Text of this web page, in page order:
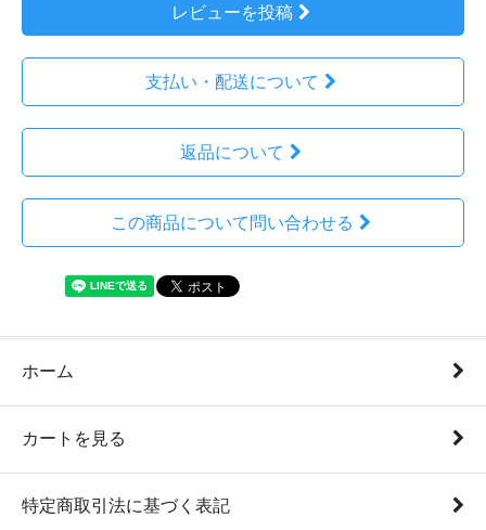
レビューを投稿
支払い・配送について
返品について
この商品について問い合わせる
ホーム
カートを見る
特定商取引法に基づく表記